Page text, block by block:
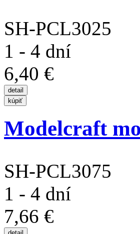
SH-PCL3025
1 - 4 dní
6,40 €
Modelcraft
SH-PCL3075
1 - 4 dní
7,66 €